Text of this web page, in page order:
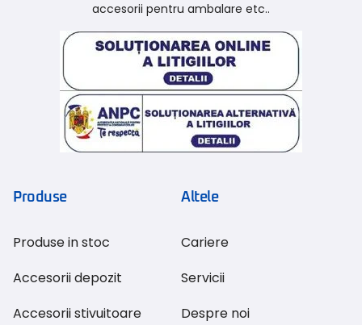
accesorii pentru ambalare etc..
Produse
Produse in stoc
Accesorii depozit
Accesorii stivuitoare
Altele
Cariere
Servicii
Despre noi